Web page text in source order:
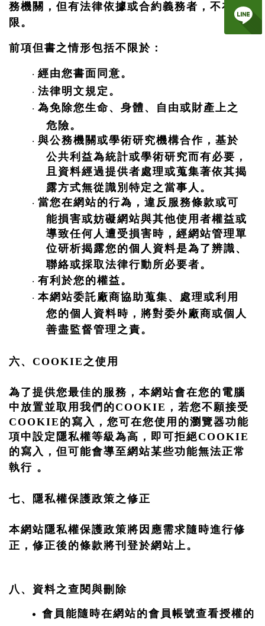
務機關，但有法律依據或合約義務者，不在此
限。
前項但書之情形包括不限於：
· 經由您書面同意。
· 法律明文規定。
· 為免除您生命、身體、自由或財產上之
危險。
· 與公務機關或學術研究機構合作，基於
公共利益為統計或學術研究而有必要，
且資料經過提供者處理或蒐集著依其揭
露方式無從識別特定之當事人。
· 當您在網站的行為，違反服務條款或可
能損害或妨礙網站與其他使用者權益或
導致任何人遭受損害時，經網站管理單
位研析揭露您的個人資料是為了辨識、
聯絡或採取法律行動所必要者。
· 有利於您的權益。
· 本網站委託廠商協助蒐集、處理或利用
您的個人資料時，將對委外廠商或個人
善盡監督管理之責。
六、 COOKIE 之使用
為了提供您最佳的服務，本網站會在您的電腦
中放置並取用我們的COOKIE ，若您不願接受
COOKIE 的寫入，您可在您使用的瀏覽器功能
項中設定隱私權等級為高，即可拒絕COOKIE
的寫入，但可能會導至網站某些功能無法正常
執行 。
七、隱私權保護政策之修正
本網站隱私權保護政策將因應需求隨時進行修
正，修正後的條款將刊登於網站上。
八、資料之查閱與刪除
會員能隨時在網站的會員帳號查看授權的